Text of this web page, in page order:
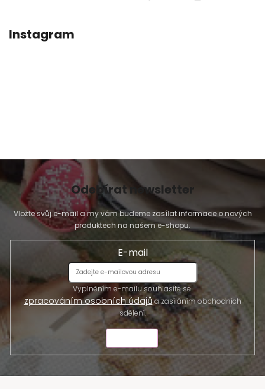
Instagram
Odebírat newsletter
Vložte svůj e-mail a my vám budeme zasílat informace o nových
produktech na našem e-shopu.
E-mail
Vyplněním e-mailu souhlasíte se
zpracováním osobních údajůa zasíláním obchodních
sdělení.